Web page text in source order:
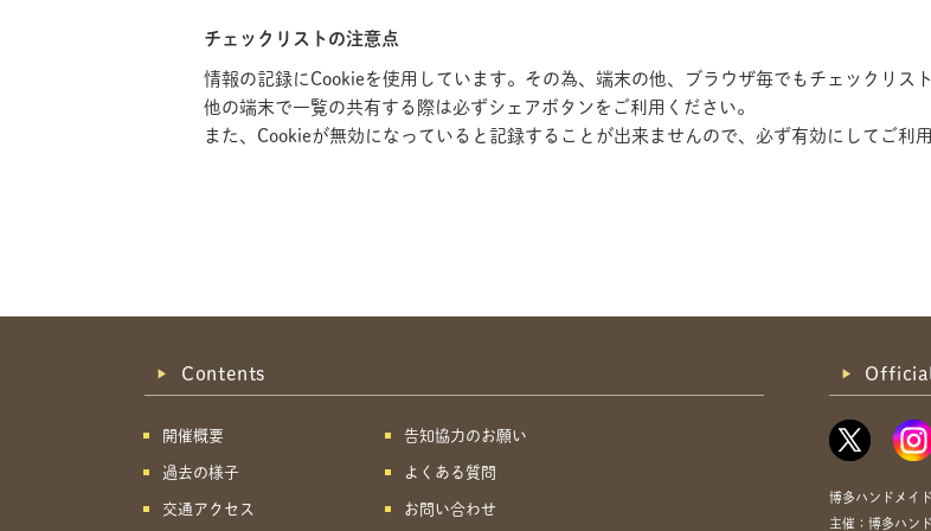
チェックリストの注意点
情報の記録にCookieを使用しています。その為、端末の他、ブラウザ毎でもチェックリス
他の端末で一覧の共有する際は必ずシェアボタンをご利用ください。
また、Cookieが無効になっていると記録することが出来ませんので、必ず有効にしてご利用
Contents
開催概要
過去の様子
交通アクセス
告知協力のお願い
よくある質問
お問い合わせ
博多ハンドメイ
主催：博多ハン